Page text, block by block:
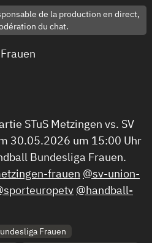
de la production en direct,
du chat.
STuS Metzingen vs. SV
30.05.2026 um 15:00 Uhr
Bundesliga Frauen.
frauen @sv-union-
@handball-
Frauen